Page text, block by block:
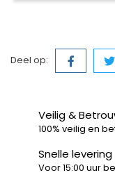
Deel op:
Veilig &
100% veilig en
Snelle levering
Voor 15:00 uur